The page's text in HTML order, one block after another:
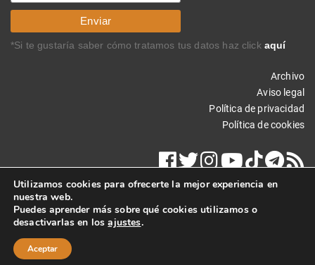
*Si te gustaría saber cómo tratamos tus datos haz click aquí
Archivo
Aviso legal
Política de privacidad
Política de cookies
Copyright © 2014 Carlos Rodríguez Braun. Todos los derechos
reservados.
Utilizamos cookies para ofrecerte la mejor experiencia en
nuestra web.
Puedes aprender más sobre qué cookies utilizamos o
desactivarlas en losajustes.
Aceptar